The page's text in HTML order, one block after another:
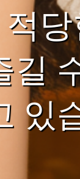
길
있